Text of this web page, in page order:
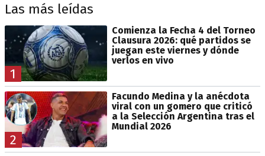
Las más leídas
1
Comienza la Fecha 4 del Torneo
Clausura 2026: qué partidos se
juegan este viernes y dónde
verlos en vivo
2
Facundo Medina y la anécdota
viral con un gomero que criticó
a la Selección Argentina tras el
Mundial 2026